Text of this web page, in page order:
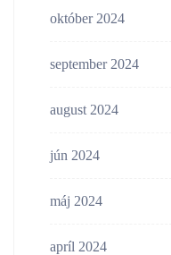
október 2024
september 2024
august 2024
jún 2024
máj 2024
apríl 2024